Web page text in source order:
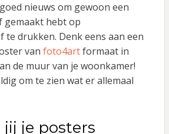
nieuws om gewoon een
gemaakt hebt op
drukken. Denk eens aan een
van foto4artformaat in
de muur van je woonkamer!
om te zien wat er allemaal
jij je posters